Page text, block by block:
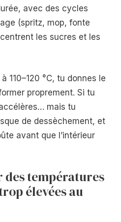
avec des cycles
(spritz, mop, fonte
les sucres et les
110–120 °C, tu donnes le
proprement. Si tu
mais tu
de dessèchement, et
avant que l’intérieur
des températures
élevées au